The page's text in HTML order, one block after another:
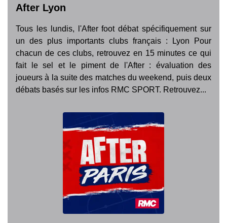
After Lyon
Tous les lundis, l'After foot débat spécifiquement sur
un des plus importants clubs français : Lyon Pour
chacun de ces clubs, retrouvez en 15 minutes ce qui
fait le sel et le piment de l'After : évaluation des
joueurs à la suite des matches du weekend, puis deux
débats basés sur les infos RMC SPORT. Retrouvez...